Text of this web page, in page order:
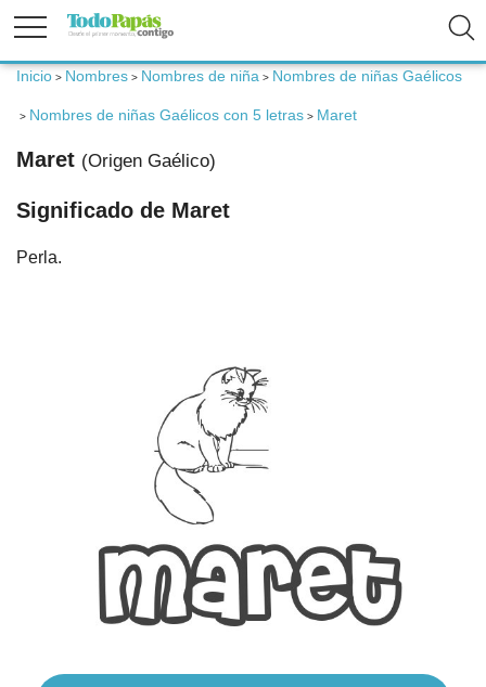
Embarazo
Inicio > Nombres > Nombres de niña > Nombres de niñas Gaélicos
> Nombres de niñas Gaélicos con 5 letras > Maret
Maret (Origen Gaélico)
Significado de Maret
Perla.